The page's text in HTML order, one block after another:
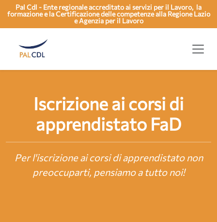
Pal Cdl - Ente regionale accreditato ai servizi per il Lavoro, la
formazione e la Certificazione delle competenze alla Regione Lazio
e Agenzia per il Lavoro
Iscrizione ai corsi di
apprendistato FaD
Per l'iscrizione ai corsi di apprendistato non
preoccuparti, pensiamo a tutto noi!